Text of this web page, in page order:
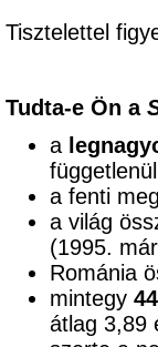
Tisztelettel
Tudta-e Ön a
a
függetlenül
a fenti
a világ
(1995.
Románia
mintegy
átlag 3,89